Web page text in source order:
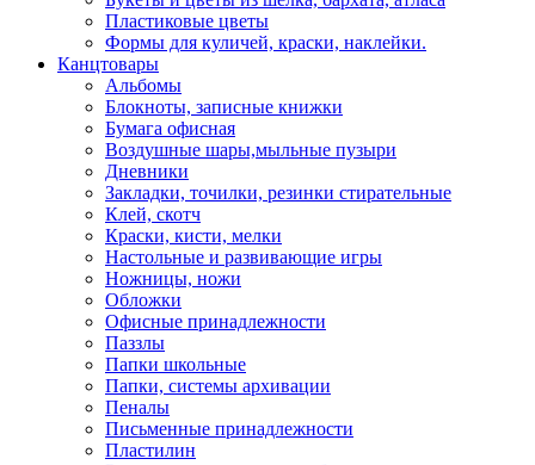
Пластиковые цветы
Формы для куличей, краски, наклейки.
Канцтовары
Альбомы
Блокноты, записные книжки
Бумага офисная
Воздушные шары,мыльные пузыри
Дневники
Закладки, точилки, резинки стирательные
Клей, скотч
Краски, кисти, мелки
Настольные и развивающие игры
Ножницы, ножи
Обложки
Офисные принадлежности
Паззлы
Папки школьные
Папки, системы архивации
Пеналы
Письменные принадлежности
Пластилин